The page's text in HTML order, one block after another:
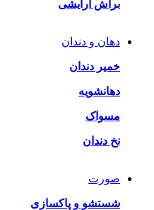
براش آرایشی
دهان و دندان
خمیر دندان
دهانشویه
مسواک
نخ دندان
صورت
شستشو و پاکسازی